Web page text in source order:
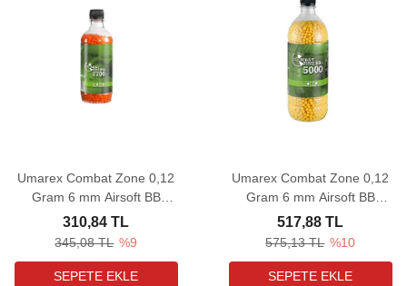
Umarex Combat Zone 0,12
Gram 6 mm Airsoft BB
(2700 Adet)
345,08 TL %9
310,84 TL
Umarex Combat Zone 0,12
Gram 6 mm Airsoft BB
(5000 Adet)
575,13 TL %10
517,88 TL